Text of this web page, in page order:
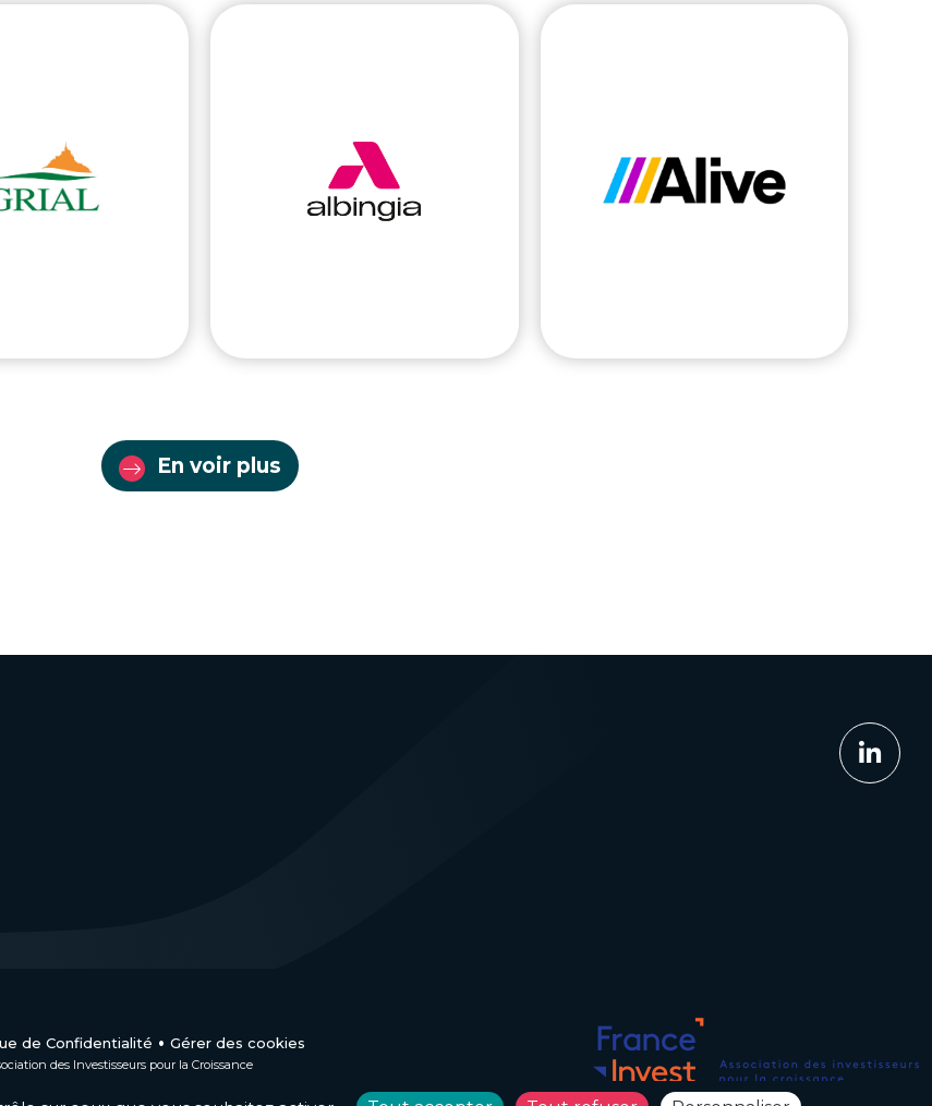
En voir plus
de Confidentialité Gérer des cookies
des Investisseurs pour la Croissance